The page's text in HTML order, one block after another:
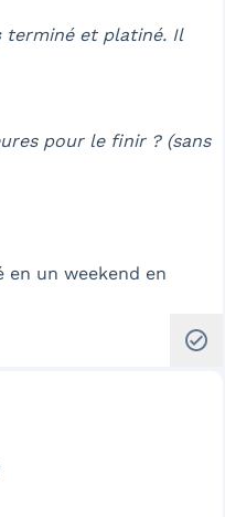
terminé et platiné. Il
pour le finir ? (sans
en un weekend en
check_circle